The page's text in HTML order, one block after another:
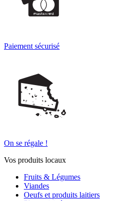
Paiement sécurisé
On se régale !
Vos produits locaux
Fruits & Légumes
Viandes
Oeufs et produits laitiers